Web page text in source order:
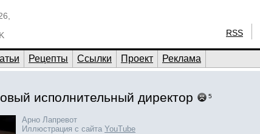
RSS
Рецепты Ссылки Проект Реклама
исполнительный директор 5
Арно Лапревот
Иллюстрация с сайта YouTube